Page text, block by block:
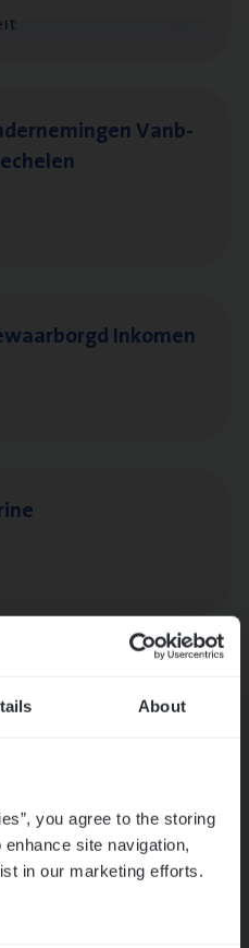
About
you agree to the storing
site navigation,
in our marketing efforts.
Van­b­
Inkomen
Cargo
Management